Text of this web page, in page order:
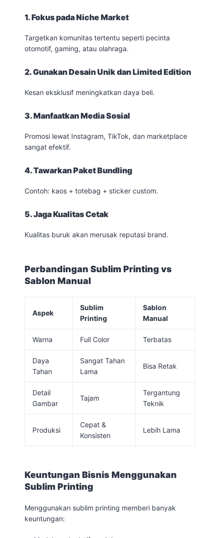
1. Fokus pada Niche Market
Targetkan komunitas tertentu seperti pecinta
otomotif, gaming, atau olahraga.
2. Gunakan Desain Unik dan Limited Edition
Kesan eksklusif meningkatkan daya beli.
3. Manfaatkan Media Sosial
Promosi lewat Instagram, TikTok, dan marketplace
sangat efektif.
4. Tawarkan Paket Bundling
Contoh: kaos + totebag + sticker custom.
5. Jaga Kualitas Cetak
Kualitas buruk akan merusak reputasi brand.
Perbandingan Sublim Printing vs
Sablon Manual
Aspek
Sublim
Printing
Sablon
Manual
Warna Full Color Terbatas
Daya
Tahan
Sangat Tahan
Lama
Bisa Retak
Detail
Gambar
Tajam
Tergantung
Teknik
Produksi
Cepat &
Konsisten
Lebih Lama
Keuntungan Bisnis Menggunakan
Sublim Printing
Menggunakan sublim printing memberi banyak
keuntungan: